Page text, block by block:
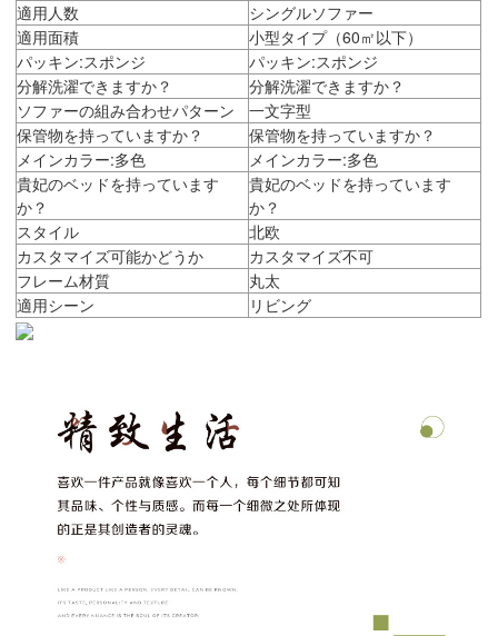
適用人数
シングルソファー
適用面積
小型タイプ（60㎡以下）
パッキン:スポンジ
パッキン:スポンジ
分解洗濯できますか？
分解洗濯できますか？
ソファーの組み合わせパターン
一文字型
保管物を持っていますか？
保管物を持っていますか？
メインカラー:多色
メインカラー:多色
貴妃のベッドを持っています
か？
貴妃のベッドを持っています
か？
スタイル
北欧
カスタマイズ可能かどうか
カスタマイズ不可
フレーム材質
丸太
適用シーン
リビング